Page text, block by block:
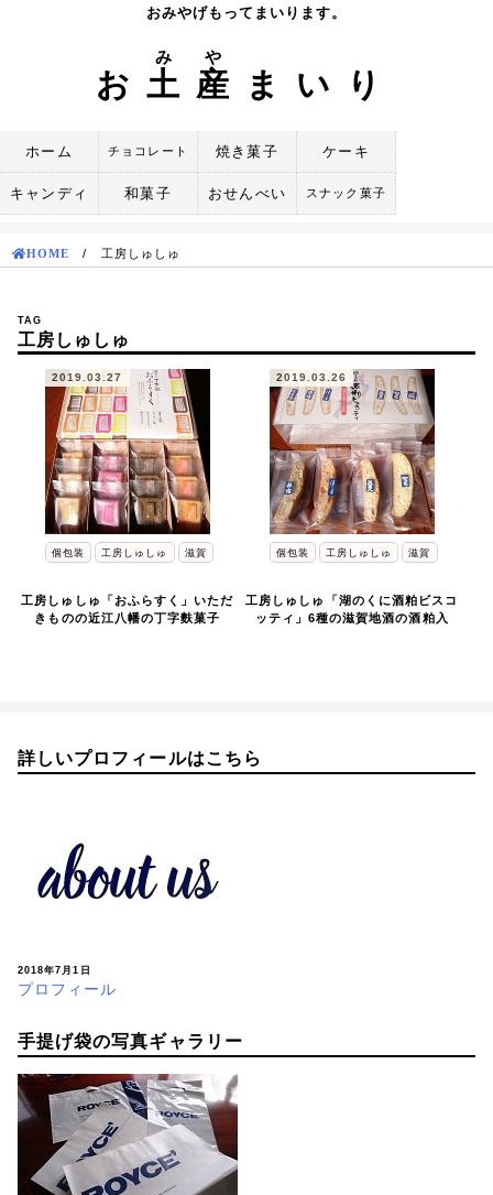
おみやげもってまいります。
お 土
み
産
や
まいり
ホーム チョコレート 焼き菓子 ケーキ
キャンディ 和菓子 おせんべい スナック菓子
HOME / 工房しゅしゅ
TAG
工房しゅしゅ
2019.03.27
個包装 工房しゅしゅ 滋賀
工房しゅしゅ「おふらすく」いただ
きものの近江八幡の丁字麩菓子
2019.03.26
個包装 工房しゅしゅ 滋賀
工房しゅしゅ「湖のくに酒粕ビスコ
ッティ」6種の滋賀地酒の酒粕入
詳しいプロフィールはこちら
2018年7月1日
プロフィール
手提げ袋の写真ギャラリー